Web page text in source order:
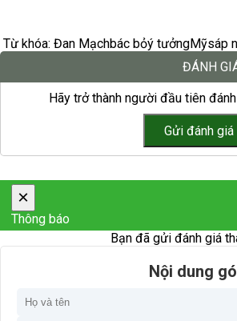
Từ khóa: Đan Mạchbác bỏý tưởngMỹsáp
ĐÁNH
Hãy trở thành người đầu tiên
×
Thông báo
Bạn đã gửi đánh giá
Nội dung